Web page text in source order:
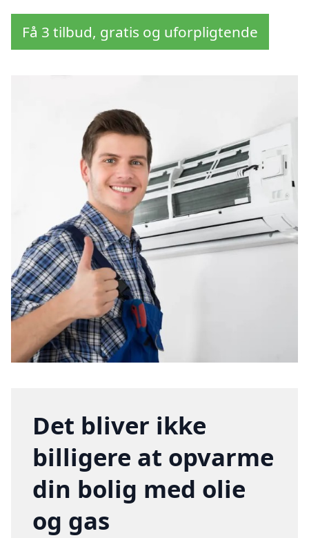
Få 3 tilbud, gratis og uforpligtende
Det bliver ikke
billigere at opvarme
din bolig med olie
og gas